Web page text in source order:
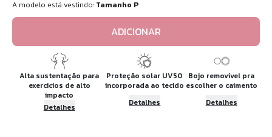
A modelo está vestindo: Tamanho P
ADICIONAR
Alta sustentação para
exercicios de alto
impacto
Detalhes
Proteção solar UV50
incorporada ao tecido
Detalhes
Bojo removível pra
escolher o caimento
Detalhes